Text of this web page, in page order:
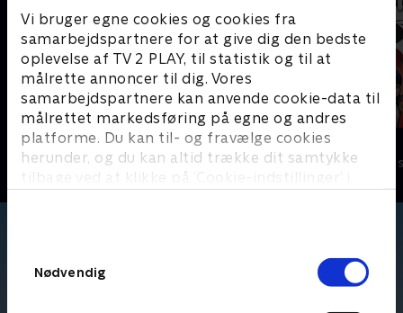
Vi bruger egne cookies og cookies fra
samarbejdspartnere for at give dig den bedste
oplevelse af TV 2 PLAY, til statistik og til at
målrette annoncer til dig. Vores
samarbejdspartnere kan anvende cookie-data til
målrettet markedsføring på egne og andres
platforme. Du kan til- og fravælge cookies
herunder, og du kan altid trække dit samtykke
tilbage ved at klikke på ’Cookie-indstillinger’ i
Nødvendig
Jungle Banden
Børneserier • 2 sæsoner
Miraculous
Børneserier • 3